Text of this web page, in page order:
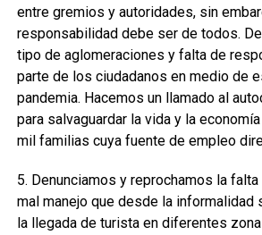
entre gremios y autoridades, sin
responsabilidad debe ser de todos.
tipo de aglomeraciones y falta de
parte de los ciudadanos en medio de
pandemia. Hacemos un llamado al
para salvaguardar la vida y la
mil familias cuya fuente de empleo
5. Denunciamos y reprochamos la
mal manejo que desde la informalidad
la llegada de turista en diferentes